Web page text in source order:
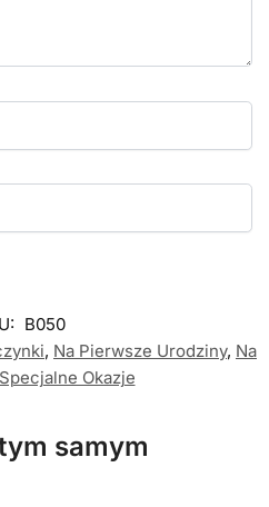
B050
, Na Pierwsze Urodziny, Na
Okazje
samym